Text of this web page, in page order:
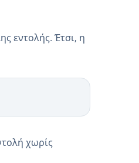
εντολής. Έτσι, η
χωρίς